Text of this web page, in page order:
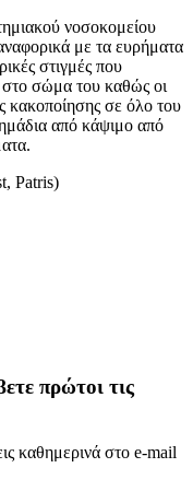
νοσοκομείου
με τα ευρήματα
στιγμές που
στο σώμα του καθώς οι
κακοποίησης σε όλο του
από κάψιμο από
Patris)
πρώτοι τις
καθημερινά στο e-mail